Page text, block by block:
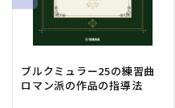
ブルクミュラー25の練習曲
ロマン派の作品の指導法